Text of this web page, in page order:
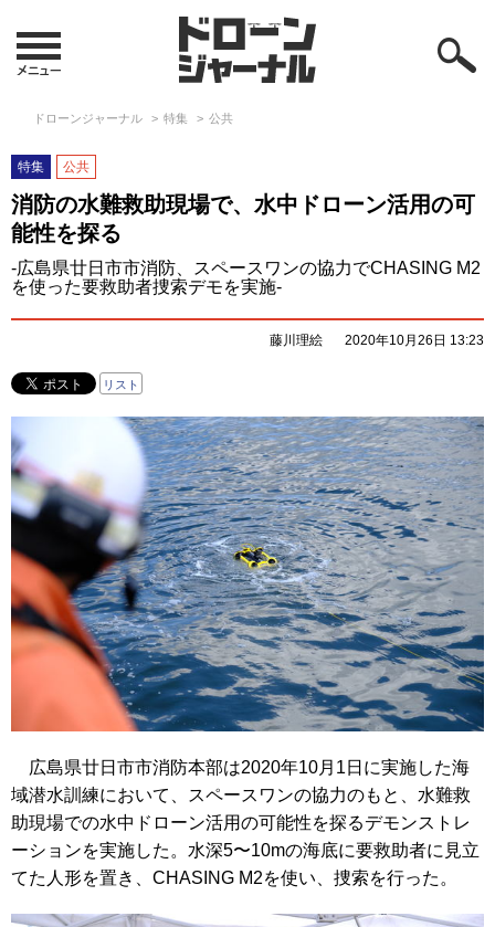
ドローンジャーナル 特集 公共
特集 公共
消防の水難救助現場で、水中ドローン活用の可
能性を探る
-広島県廿日市市消防、スペースワンの協力でCHASING M2
を使った要救助者捜索デモを実施-
藤川理絵 2020年10月26日 13:23
リスト
広島県廿日市市消防本部は2020年10月1日に実施した海
域潜水訓練において、スペースワンの協力のもと、水難救
助現場での水中ドローン活用の可能性を探るデモンストレ
ーションを実施した。水深5〜10mの海底に要救助者に見立
てた人形を置き、CHASING M2を使い、捜索を行った。